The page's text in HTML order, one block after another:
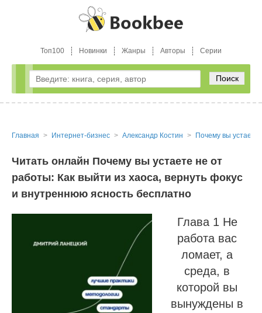
Топ100 Новинки Жанры Авторы Серии
Поиск
Главная Интернет-бизнес Александр Костин Почему вы устаете
Читать онлайн Почему вы устаете не от
работы: Как выйти из хаоса, вернуть фокус
и внутреннюю ясность бесплатно
Глава 1 Не
работа вас
ломает, а
среда, в
которой вы
вынуждены в